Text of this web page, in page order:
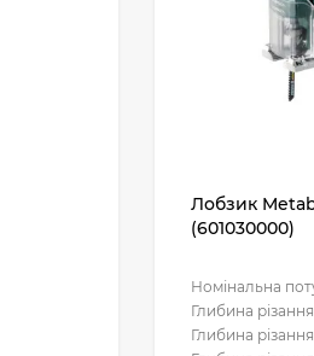
Лобзик
(601030000)
Номінальна
Глибина
Глибина